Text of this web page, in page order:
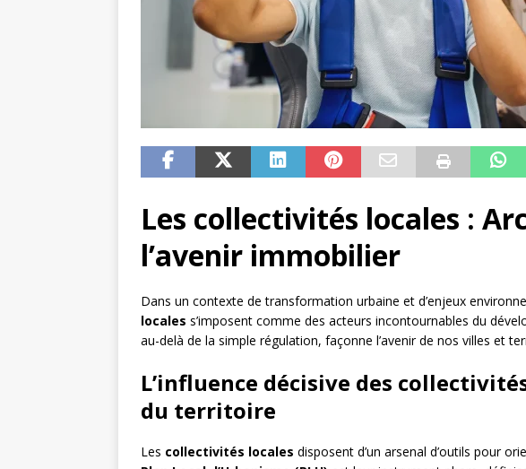
Les collectivités locales :
l’avenir immobilier
Dans un contexte de transformation urbaine et d’enjeux
locales s’imposent comme des acteurs incontournables du
au-delà de la simple régulation, façonne l’avenir de nos villes et
L’influence décisive des
du territoire
Les collectivités locales disposent d’un arsenal d’outils pour